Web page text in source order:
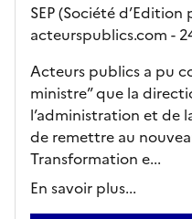
SEP (Société
acteurspublics.com -
Acteurs publics a pu
ministre” que la
l’administration et de
de remettre au
Transformation e...
En savoir plus...